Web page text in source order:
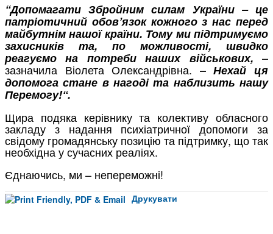
“Допомагати Збройним силам України – це
патріотичний обов’язок кожного з нас перед
майбутнім нашої країни. Тому ми підтримуємо
захисників та, по можливості, швидко
реагуємо на потреби наших військових, –
зазначила Віолета Олександрівна. –Нехай ця
допомога стане в нагоді та наблизить нашу
Перемогу!“.
Щира подяка керівнику та колективу обласного
закладу з надання психіатричної допомоги за
свідому громадянську позицію та підтримку, що так
необхідна у сучасних реаліях.
Єднаючись, ми – непереможні!
Друкувати